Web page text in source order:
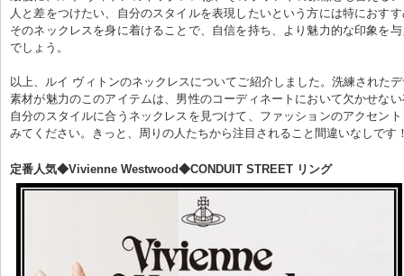
人と差をつけたい、自分のスタイルを表現したいという方には特におす
そのネックレスを身に着けることで、自信を持ち、より魅力的な印象を
でしょう。
以上、ルイ ヴィトンのネックレスについてご紹介しました。洗練された
素材が魅力のこのアイテムは、男性のコーディネートにおいて欠かせな
自分のスタイルに合うネックレスを見つけて、ファッションのアクセン
みてください。きっと、周りの人たちから注目されること間違いなしです
定番人気◆Vivienne Westwood◆CONDUIT STREET リング